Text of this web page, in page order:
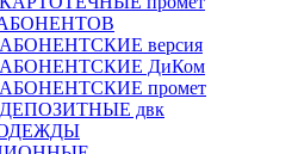
версия
ДиКом
промет
двк